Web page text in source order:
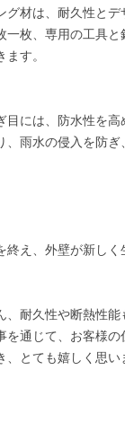
グ材は、耐久性とデ
一枚、専用の工具と
す。
目には、防水性を高
、雨水の侵入を防
終え、外壁が新しく
、耐久性や断熱性能
を通じて、お客様
とても嬉しく思い